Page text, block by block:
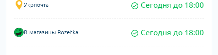
Укрпочта Сегодня до 18:00
В магазины Rozetka Сегодня до 18:00